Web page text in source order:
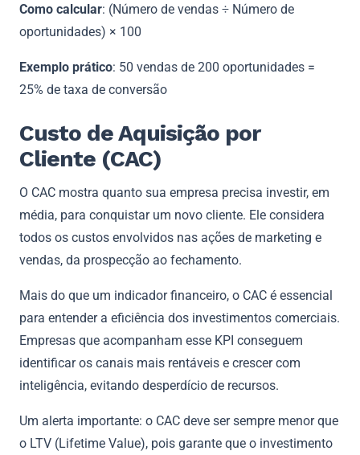
Como calcular: (Número de vendas ÷ Número de
oportunidades) × 100
Exemplo prático: 50 vendas de 200 oportunidades =
25% de taxa de conversão
Custo de Aquisição por
Cliente (CAC)
O CAC mostra quanto sua empresa precisa investir, em
média, para conquistar um novo cliente. Ele considera
todos os custos envolvidos nas ações de marketing e
vendas, da prospecção ao fechamento.
Mais do que um indicador financeiro, o CAC é essencial
para entender a eficiência dos investimentos comerciais.
Empresas que acompanham esse KPI conseguem
identificar os canais mais rentáveis e crescer com
inteligência, evitando desperdício de recursos.
Um alerta importante: o CAC deve ser sempre menor que
o LTV (Lifetime Value), pois garante que o investimento